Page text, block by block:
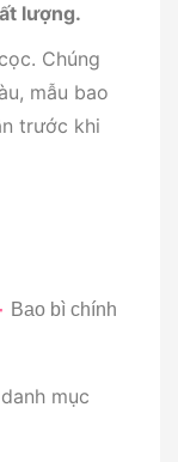
lượng.
Chúng
mẫu bao
trước khi
Bao bì chính
mục